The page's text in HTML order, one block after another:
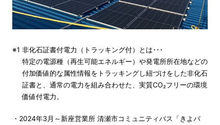
※1 非化石証書付電力（トラッキング付）とは･･･
特定の電源種（再生可能エネルギー）や発電所所在地などの
付加価値的な属性情報をトラッキングし紐づけをした非化石
証書と、通常の電力を組み合わせた、実質CO₂フリーの環境
価値付電力。
2024年3月～新座営業所 清瀬市コミュニティバス「きよバ